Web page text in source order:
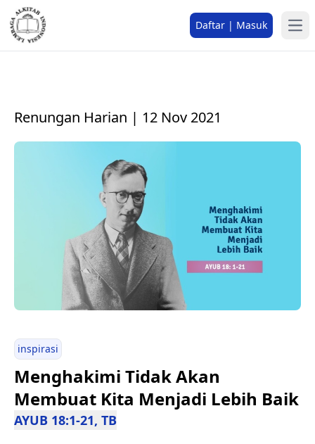
Daftar | Masuk
Renungan Harian | 12 Nov 2021
inspirasi
Menghakimi Tidak Akan
Membuat Kita Menjadi Lebih Baik
AYUB 18:1-21, TB